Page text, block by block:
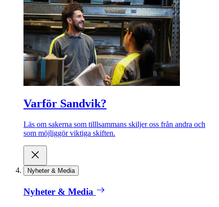
Varför Sandvik?
Läs om sakerna som tilllsammans skiljer oss från andra och
som möjliggör viktiga skiften.
Nyheter & Media
Nyheter & Media